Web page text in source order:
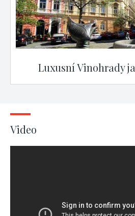
Luxusní Vinohrady
Video